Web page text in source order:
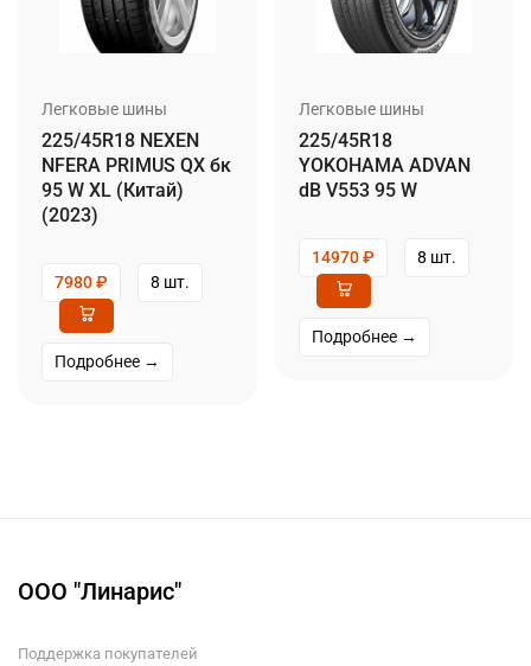
Легковые шины
225/45R18 NEXEN
NFERA PRIMUS QX бк
95 W XL (Китай)
(2023)
7980₽ 8 шт.
Подробнее →
Легковые шины
225/45R18
YOKOHAMA ADVAN
dB V553 95 W
14970₽ 8 шт.
Подробнее →
ООО "Линарис"
Поддержка покупателей